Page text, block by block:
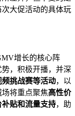
次大促活动的具体玩
增长的核心阵
，积极开播，并深
挑战赛等活动，以
将重点聚焦高性价
贴和流量支持，助